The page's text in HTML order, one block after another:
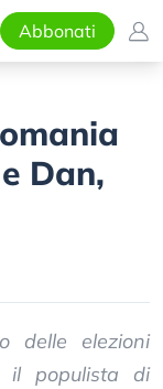
Abbonati
Dan,
delle elezioni
il populista di